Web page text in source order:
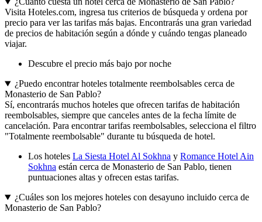
Visita Hoteles.com, ingresa tus criterios de búsqueda y ordena por
precio para ver las tarifas más bajas. Encontrarás una gran variedad
de precios de habitación según a dónde y cuándo tengas planeado
viajar.
Descubre el precio más bajo por noche
¿Puedo encontrar hoteles totalmente reembolsables cerca de
Monasterio de San Pablo?
Sí, encontrarás muchos hoteles que ofrecen tarifas de habitación
reembolsables, siempre que canceles antes de la fecha límite de
cancelación. Para encontrar tarifas reembolsables, selecciona el filtro
"Totalmente reembolsable" durante tu búsqueda de hotel.
Los hoteles La Siesta Hotel Al Sokhna y Romance Hotel Ain
Sokhna están cerca de Monasterio de San Pablo, tienen
puntuaciones altas y ofrecen estas tarifas.
¿Cuáles son los mejores hoteles con desayuno incluido cerca de
Monasterio de San Pablo?